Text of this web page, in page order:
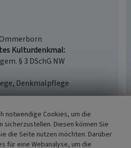
Kulturdenkmal
§ 3 DSchG NW
Denkmalpflege
1:20.000)
Archivauswertung
notwendige Cookies, um die
Diesen können Sie
die Seite nutzen möchten. Darüber
für eine Webanalyse, um die